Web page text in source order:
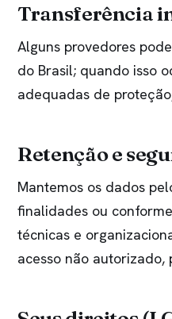
Transferência
Alguns provedores
do Brasil; quando isso
adequadas de
Retenção e
Mantemos os dados
finalidades ou
técnicas e
acesso não